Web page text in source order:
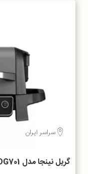
سراسر ایران
گریل نینجا مدل OG701